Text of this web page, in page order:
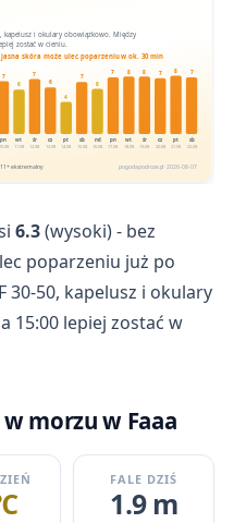
kapelusz i okulary obowiązkowo. Między
zostać w cieniu.
jasna skóra może ulec poparzeniu w ok. 30 min
7
pn
10.08
6
wt
11.08
7
śr
12.08
6
cz
13.08
4
pt
14.08
7
sb
15.08
6
nd
16.08
7
pn
17.08
8
wt
18.08
8
śr
19.08
7
cz
20.08
8
pt
21.08
7
sb
22.08
11+ ekstremalny pogodapodroze.pl · 2026-08-07
6.3(wysoki) - bez
poparzeniu już po
30-50, kapelusz i okulary
15:00 lepiej zostać w
morzu w Faaa
FALE DZIŚ
1.9 m